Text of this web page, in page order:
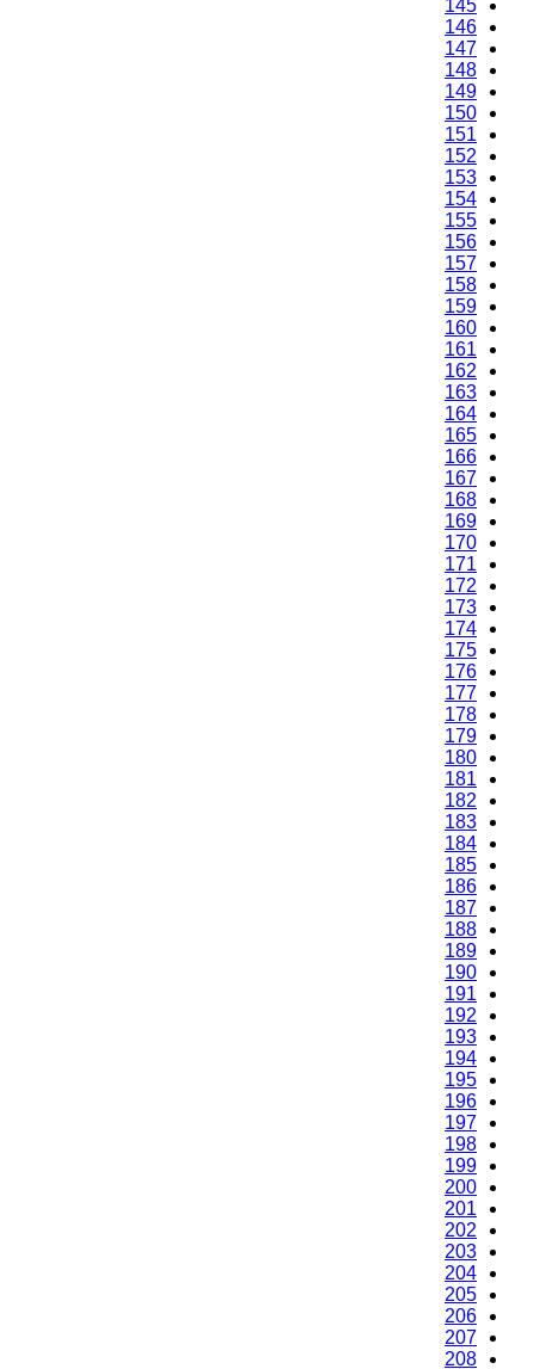
145
146
147
148
149
150
151
152
153
154
155
156
157
158
159
160
161
162
163
164
165
166
167
168
169
170
171
172
173
174
175
176
177
178
179
180
181
182
183
184
185
186
187
188
189
190
191
192
193
194
195
196
197
198
199
200
201
202
203
204
205
206
207
208